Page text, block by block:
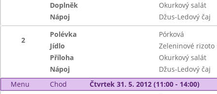
Doplněk
Okurkový salát
Nápoj
Džus-Ledový čaj
2
Polévka
Pórková
Jídlo
Zeleninové rizoto
Příloha
Okurkový salát
Nápoj
Džus-Ledový čaj
Menu
Chod Čtvrtek 31. 5. 2012 (11:00 - 14:00)